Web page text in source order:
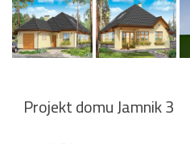
Projekt domu Jamnik 3